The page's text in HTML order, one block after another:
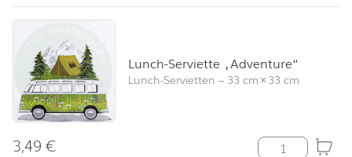
Lunch-Serviette „Adventure“
Lunch-Servietten –33 cm×33 cm
3,49€ Lunch-